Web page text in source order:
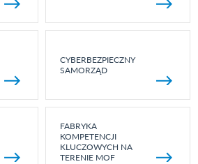
CYBERBEZPIECZNY
SAMORZĄD
FABRYKA
KOMPETENCJI
KLUCZOWYCH NA
TERENIE MOF